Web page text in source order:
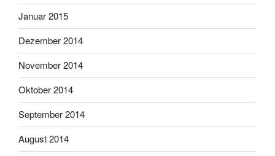
Januar 2015
Dezember 2014
November 2014
Oktober 2014
September 2014
August 2014